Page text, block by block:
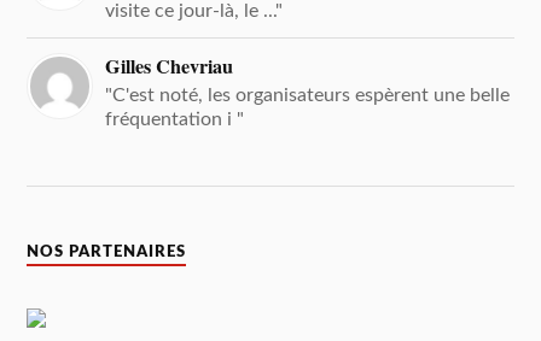
visite ce jour-là, le ..."
Gilles Chevriau
"C'est noté, les organisateurs espèrent une belle
fréquentation i "
NOS PARTENAIRES